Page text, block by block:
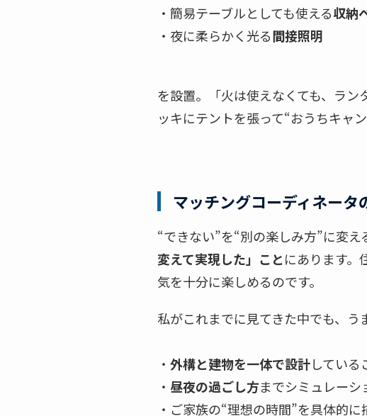
・簡易テーブルとしても使える収納
・夜に柔らかく光る間接照明
を設置。「火は使えなくても、ラ
ッキにテントを張って“おうちキャ
マッチングコーディネータ
“できない”を“別の楽しみ方”に変え
変えて実現した」ことにあります。
気を十分に楽しめるのです。
私がこれまでに見てきた中でも、う
・ 外構と建物を一体で設計している
・ 昼夜の過ごし方までシミュレーシ
・ご家族の“理想の時間”を具体的に